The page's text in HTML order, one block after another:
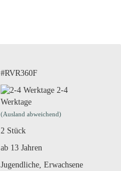
#RVR360F
2-4
Werktage
(Ausland abweichend)
2 Stück
ab 13 Jahren
Jugendliche, Erwachsene